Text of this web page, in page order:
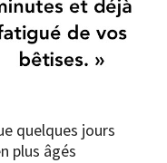
quelques jours
plus âgés